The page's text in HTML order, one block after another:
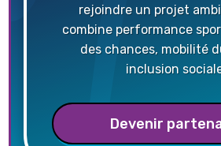
rejoindre un projet
combine performance
des chances, mobilité
inclusion
Devenir